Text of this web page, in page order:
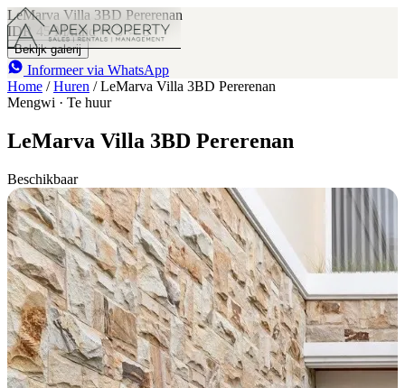
LeMarva Villa 3BD Pererenan
IDR 45 M/mnd 3 3
Bekijk galerij
Informeer via WhatsApp
Home / Huren / LeMarva Villa 3BD Pererenan
Mengwi · Te huur
LeMarva Villa 3BD Pererenan
Beschikbaar